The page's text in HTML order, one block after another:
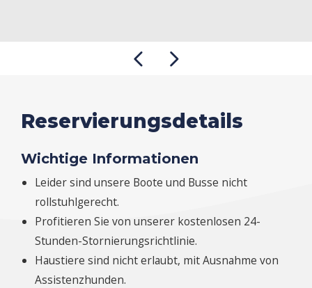
Reservierungsdetails
Wichtige Informationen
Leider sind unsere Boote und Busse nicht
rollstuhlgerecht.
Profitieren Sie von unserer kostenlosen 24-
Stunden-Stornierungsrichtlinie.
Haustiere sind nicht erlaubt, mit Ausnahme von
Assistenzhunden.